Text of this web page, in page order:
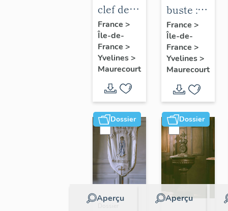
clef de
voûte
pendante
: Vierge
à
l'Enfant
France >
Île-de-
France >
Yvelines>
Maurecourt
buste :
Marianne
France >
Île-de-
France >
Yvelines>
Maurecourt
Dossier
Aperçu
Dossier
Aperçu